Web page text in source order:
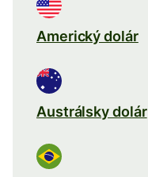
Americký dolár
Austrálsky dolár